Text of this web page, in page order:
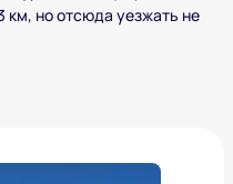
км, но отсюда уезжать не